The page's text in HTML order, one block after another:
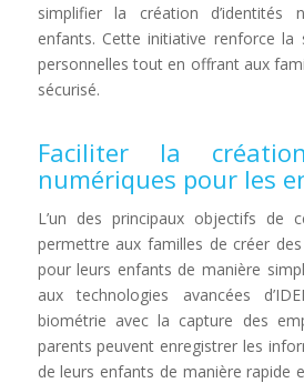
simplifier la création d’identités
enfants. Cette initiative renforce la
personnelles tout en offrant aux
sécurisé.
Faciliter la
numériques pour les
L’un des principaux objectifs de
permettre aux familles de créer
pour leurs enfants de manière
aux technologies avancées
biométrie avec la capture des
parents peuvent enregistrer les
de leurs enfants de manière rapide